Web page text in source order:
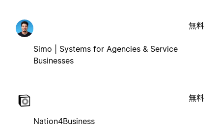
Simo | Systems for Agencies & Service
Businesses
無料
Nation4Business
無料